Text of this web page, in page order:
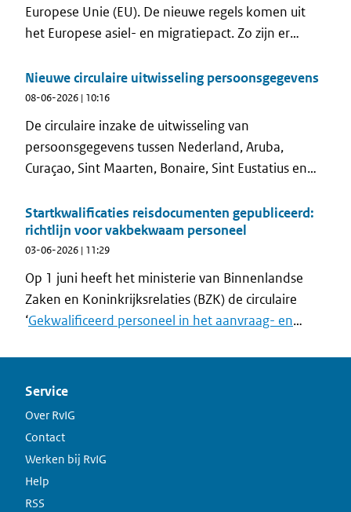
Europese Unie (EU). De nieuwe regels komen uit
het Europese asiel- en migratiepact. Zo zijn er
asielprocedures en beperkingen voor asielzoekers
om door te reizen naar andere EU-landen om daar
asiel aan te vragen. In de Vreemdelingenwet 2000
worden met het Migratiepact drie nieuwe
verblijfstitels geïntroduceerd die die gevolgen
hebben voor het reisdocumentenstelsel .
Nieuwe circulaire uitwisseling persoonsgegevens
08-06-2026 | 10:16
De circulaire inzake de uitwisseling van
persoonsgegevens tussen Nederland, Aruba,
Curaçao, Sint Maarten, Bonaire, Sint Eustatius en
Startkwalificaties reisdocumenten gepubliceerd:
richtlijn voor vakbekwaam personeel
03-06-2026 | 11:29
Op 1 juni heeft het ministerie van Binnenlandse
Zaken en Koninkrijksrelaties (BZK) de circulaire
‘Gekwalificeerd personeel in het aanvraag- en
identiteitskaarten’ gepubliceerd. Hierin staan de
minimaal vereiste kennis en vaardigheden per
Service
Over RvIG
Contact
Werken bij RvIG
Help
RSS